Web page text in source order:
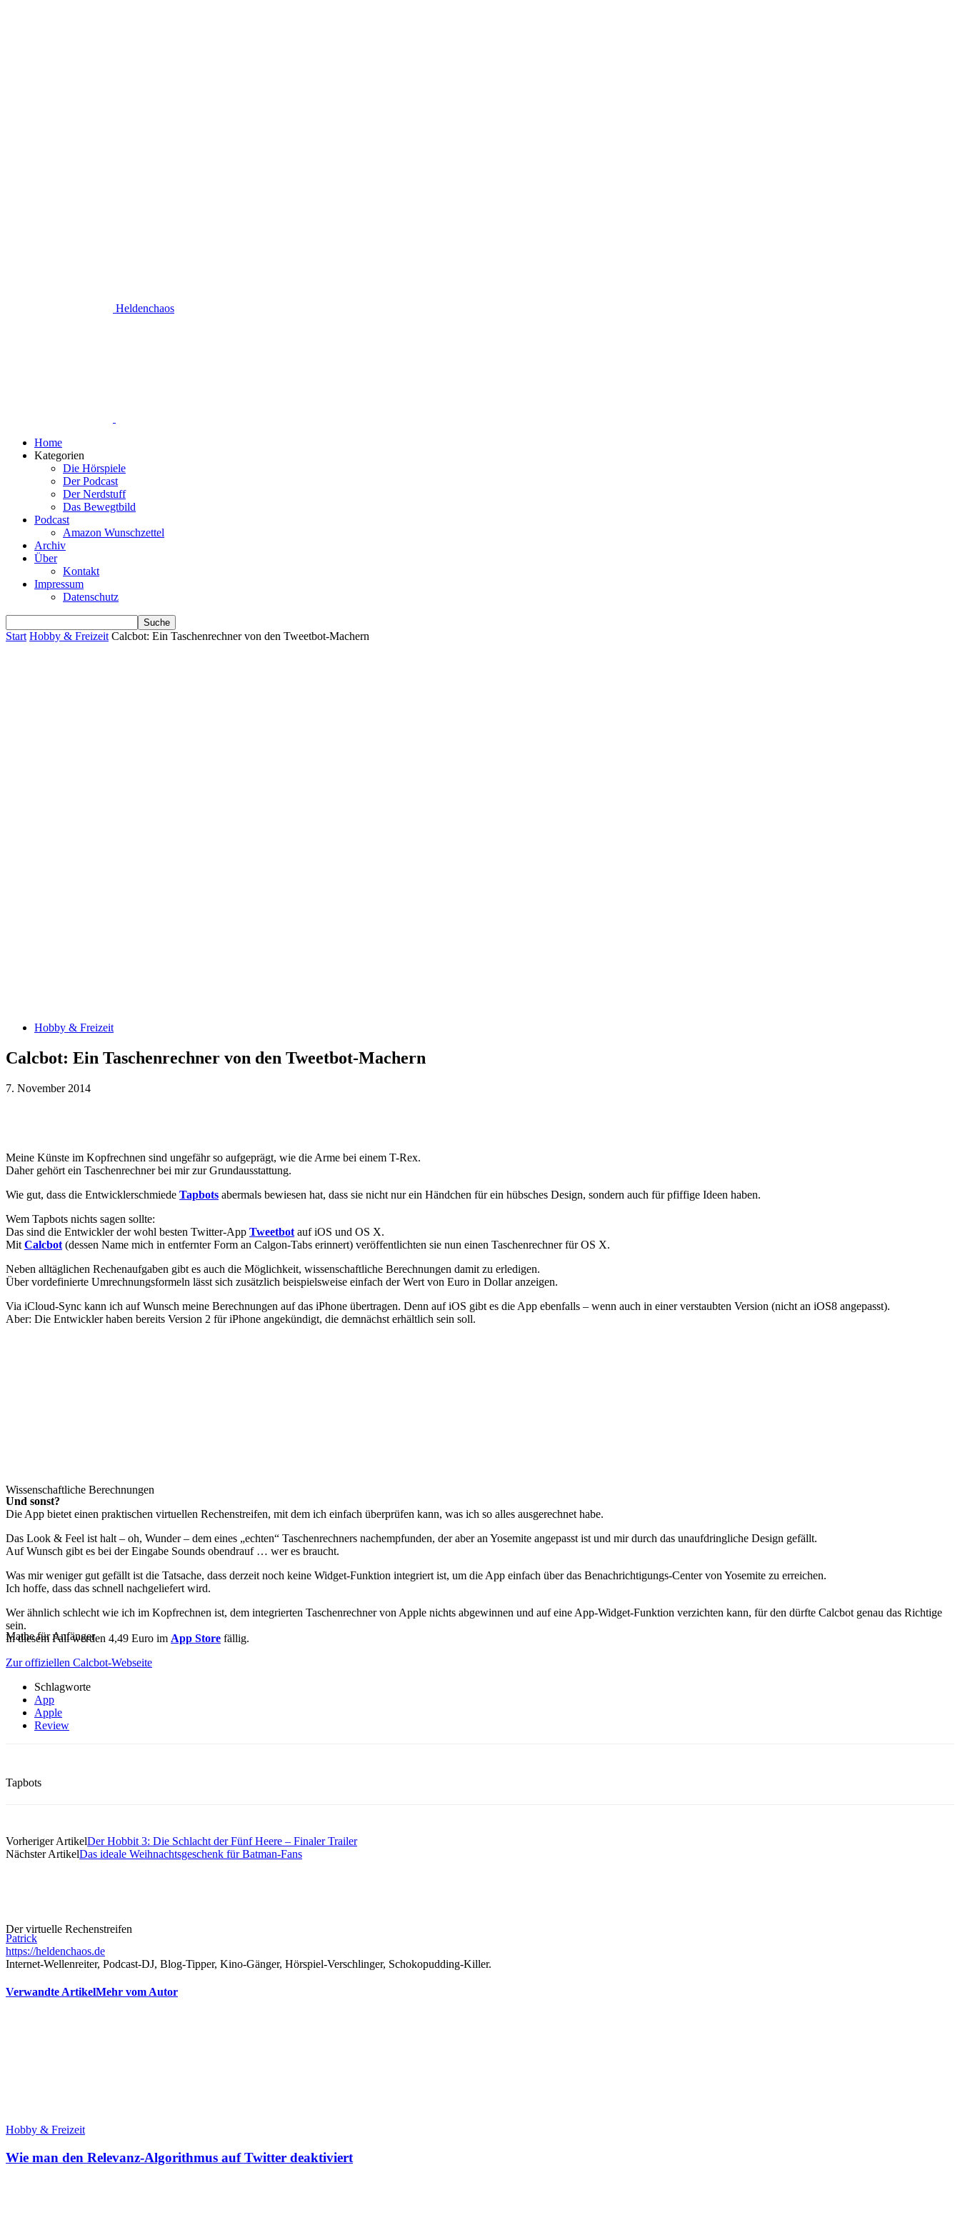
Heldenchaos
Home
Kategorien
Die Hörspiele
Der Podcast
Der Nerdstuff
Das Bewegtbild
Podcast
Amazon Wunschzettel
Archiv
Über
Kontakt
Impressum
Datenschutz
Start Hobby & Freizeit Calcbot: Ein Taschenrechner von den Tweetbot-Machern
Hobby & Freizeit
Calcbot: Ein Taschenrechner von den Tweetbot-Machern
7. November 2014
Meine Künste im Kopfrechnen sind ungefähr so aufgeprägt, wie die Arme bei einem T-Rex.
Daher gehört ein Taschenrechner bei mir zur Grundausstattung.
Wie gut, dass die Entwicklerschmiede Tapbots abermals bewiesen hat, dass sie nicht nur ein Händchen für ein hübsches Design, sondern auch für pfiffige Ideen haben.
Wem Tapbots nichts sagen sollte:
Das sind die Entwickler der wohl besten Twitter-App Tweetbot auf iOS und OS X.
Mit Calcbot (dessen Name mich in entfernter Form an Calgon-Tabs erinnert) veröffentlichten sie nun einen Taschenrechner für OS X.
Neben alltäglichen Rechenaufgaben gibt es auch die Möglichkeit, wissenschaftliche Berechnungen damit zu erledigen.
Über vordefinierte Umrechnungsformeln lässt sich zusätzlich beispielsweise einfach der Wert von Euro in Dollar anzeigen.
Via iCloud-Sync kann ich auf Wunsch meine Berechnungen auf das iPhone übertragen. Denn auf iOS gibt es die App ebenfalls – wenn auch in einer verstaubten Version (nicht an iOS8 angepasst).
Aber: Die Entwickler haben bereits Version 2 für iPhone angekündigt, die demnächst erhältlich sein soll.
Wissenschaftliche Berechnungen
Mathe für Anfänger
Tapbots
Der virtuelle Rechenstreifen
Und sonst?
Die App bietet einen praktischen virtuellen Rechenstreifen, mit dem ich einfach überprüfen kann, was ich so alles ausgerechnet habe.
Das Look & Feel ist halt – oh, Wunder – dem eines „echten“ Taschenrechners nachempfunden, der aber an Yosemite angepasst ist und mir durch das unaufdringliche Design gefällt.
Auf Wunsch gibt es bei der Eingabe Sounds obendrauf … wer es braucht.
Was mir weniger gut gefällt ist die Tatsache, dass derzeit noch keine Widget-Funktion integriert ist, um die App einfach über das Benachrichtigungs-Center von Yosemite zu erreichen.
Ich hoffe, dass das schnell nachgeliefert wird.
Wer ähnlich schlecht wie ich im Kopfrechnen ist, dem integrierten Taschenrechner von Apple nichts abgewinnen und auf eine App-Widget-Funktion verzichten kann, für den dürfte Calcbot genau das Richtige
sein.
In diesem Fall werden 4,49 Euro im App Store fällig.
Zur offiziellen Calcbot-Webseite
Schlagworte
App
Apple
Review
Vorheriger ArtikelDer Hobbit 3: Die Schlacht der Fünf Heere – Finaler Trailer
Nächster ArtikelDas ideale Weihnachtsgeschenk für Batman-Fans
Patrick
https://heldenchaos.de
Internet-Wellenreiter, Podcast-DJ, Blog-Tipper, Kino-Gänger, Hörspiel-Verschlinger, Schokopudding-Killer.
Verwandte ArtikelMehr vom Autor
Hobby & Freizeit
Wie man den Relevanz-Algorithmus auf Twitter deaktiviert